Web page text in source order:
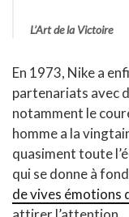
L’Art de la Victoire
En 1973, Nike a
partenariats avec
notamment le
homme a la
quasiment toute
qui se donne à
de vives émotions